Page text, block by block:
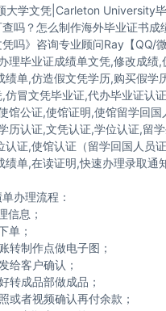
大学文凭|Carleton University
吗？怎么制作海外毕业证书成
凭吗》咨询专业顾问Ray【QQ/
理毕业证成绩单文凭,修改成绩,
绩单,仿造假文凭学历,购买假学
仿冒文凭毕业证,代办毕业证认
馆公证,使馆证明,使馆留学回国
历认证,文凭认证,学位认证,留
认证,使馆认证（留学回国人员
绩单,在读证明,快速办理录取通
办理流程：
信息；
单；
转制作点做电子图；
给客户确认；
转成品部做成品；
或者视频确认再付余款；